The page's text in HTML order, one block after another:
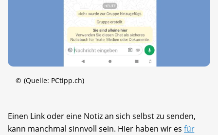
© (Quelle: PCtipp.ch)
Einen Link oder eine Notiz an sich selbst zu senden,
kann manchmal sinnvoll sein. Hier haben wir es für